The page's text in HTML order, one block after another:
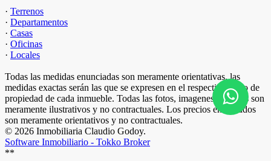
· Terrenos
· Departamentos
· Casas
· Oficinas
· Locales
Todas las medidas enunciadas son meramente orientativas, las
medidas exactas serán las que se expresen en el respectivo título de
propiedad de cada inmueble. Todas las fotos, imagenes y videos son
meramente ilustrativos y no contractuales. Los precios enunciados
son meramente orientativos y no contractuales.
© 2026 Inmobiliaria Claudio Godoy.
Software Inmobiliario - Tokko Broker
**